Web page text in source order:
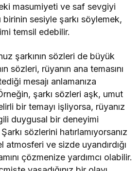
masumiyeti ve saf sevgiyi
birinin sesiyle şarkı söylemek,
temsil edebilir.
şarkının sözleri de büyük
sözleri, rüyanın ana temasını
mesajı anlamanıza
şarkı sözleri aşk, umut
bir temayı işliyorsa, rüyanız
duygusal bir deneyimi
sözlerini hatırlamıyorsanız
atmosferi ve sizde uyandırdığı
çözmenize yardımcı olabilir.